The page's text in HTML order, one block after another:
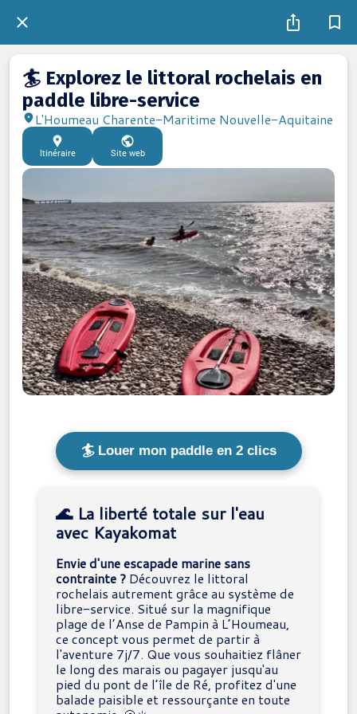
🏄 Explorez le littoral rochelais en
paddle libre-service
L'Houmeau Charente-Maritime Nouvelle-Aquitaine
Itinéraire Site web
🏄 Louer mon paddle en 2 clics
🌊 La liberté totale sur l'eau
avec Kayakomat
Envie d'une escapade marine sans
contrainte ? Découvrez le littoral
rochelais autrement grâce au système de
libre-service. Situé sur la magnifique
plage de l’Anse de Pampin à L’Houmeau,
ce concept vous permet de partir à
l'aventure 7j/7. Que vous souhaitiez flâner
le long des marais ou pagayer jusqu'au
pied du pont de l’île de Ré, profitez d'une
balade paisible et ressourçante en toute